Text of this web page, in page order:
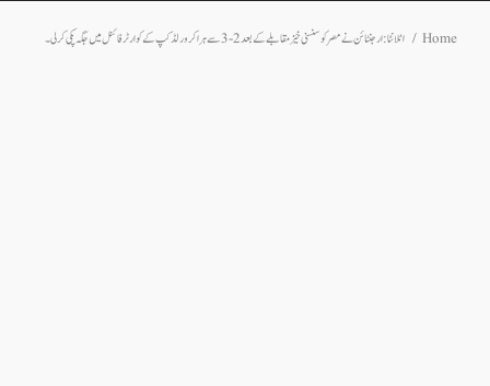
MENU
Home اٹلانٹا: ارجنٹائن نے مصر کو سنسنی خیز مقابلے کے بعد 2-3 سے ہرا کر ورلڈ کپ کے کوارٹر فائنل میں جگہ پکی کر لی۔